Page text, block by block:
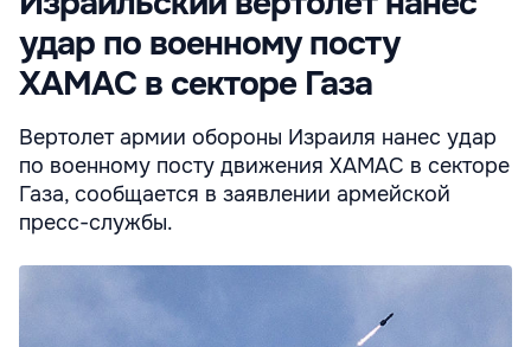
удар по военному посту
ХАМАС в секторе Газа
Вертолет армии обороны Израиля нанес удар
по военному посту движения ХАМАС в секторе
Газа, сообщается в заявлении армейской
пресс-службы.